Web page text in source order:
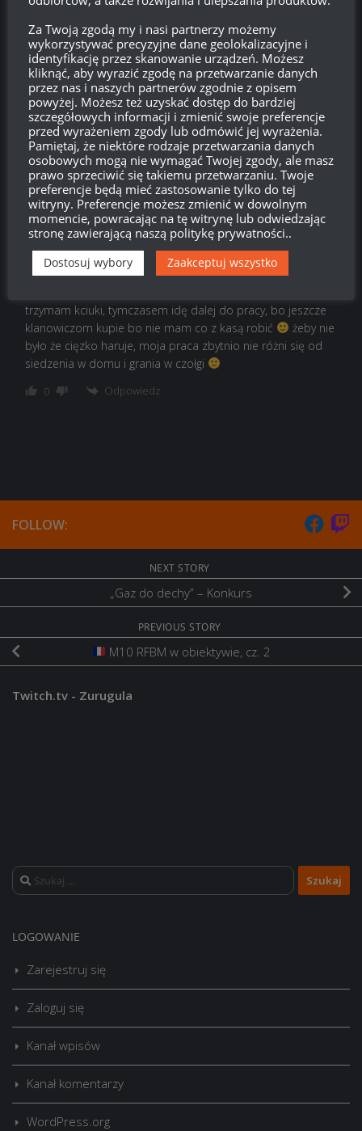
Kiedy pokażesz mi gdzie to napisałem to już nigdy nie wejde
na rykoszet, a odnośnie 6 etapu to jest na 8 pozdro
0 Odpowiedz
ziomziomka
Reply toSpy 12:01, 24 lutego 2019 12:01
slabo, Ja juz 12 koncze
0 Odpowiedz
Anonimowo
Reply toSpy 15:03, 24 lutego 2019 15:03
trzymam kciuki, tymczasem idę dalej do pracy, bo jeszcze
klanowiczom kupie bo nie mam co z kasą robić
żeby nie
było że cięzko haruje, moja praca zbytnio nie różni się od
siedzenia w domu i grania w czołgi
0 Odpowiedz
FOLLOW:
NEXT STORY
„Gaz do dechy” – Konkurs
PREVIOUS STORY
M10 RFBM w obiektywie, cz. 2
Twitch.tv - Zurugula
Szukaj:
LOGOWANIE
Zarejestruj się
Zaloguj się
Kanał wpisów
Kanał komentarzy
WordPress.org
Za Twoją zgodą my i nasi partnerzy możemy
wykorzystywać precyzyjne dane geolokalizacyjne i
identyfikację przez skanowanie urządzeń. Możesz
kliknąć, aby wyrazić zgodę na przetwarzanie danych
przez nas i naszych partnerów zgodnie z opisem
powyżej. Możesz też uzyskać dostęp do bardziej
szczegółowych informacji i zmienić swoje preferencje
przed wyrażeniem zgody lub odmówić jej wyrażenia.
Pamiętaj, że niektóre rodzaje przetwarzania danych
osobowych mogą nie wymagać Twojej zgody, ale masz
prawo sprzeciwić się takiemu przetwarzaniu. Twoje
preferencje będą mieć zastosowanie tylko do tej
witryny. Preferencje możesz zmienić w dowolnym
momencie, powracając na tę witrynę lub odwiedzając
stronę zawierającą naszą politykę prywatności..
Dostosuj wybory Zaakceptuj wszystko